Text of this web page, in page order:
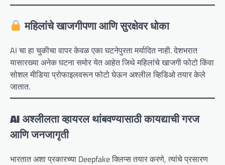
महिलांचे खाजगीपणा आणि सुरक्षेवर धोका
AI चा हा चुकीचा वापर केवळ एका घटनेपुरता मर्यादित नाही. देशभरात
यासारख्या अनेक घटना समोर येत आहेत जिथे महिलांचे खाजगी फोटो किंवा
सोशल मीडिया प्रोफाइलवरून फोटो घेऊन अश्लील व्हिडिओ तयार केले
जातात.
AI अश्लीलता व्हायरल थांबवण्यासाठी कायद्याची गरज
आणि जनजागृती
भारतात अशा प्रकारच्या Deepfake क्लिप्स तयार करणे, त्यांचे प्रसारण